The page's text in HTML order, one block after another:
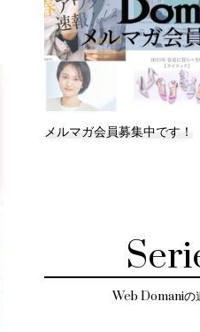
メルマガ会員募集中です！
Web Domaniの